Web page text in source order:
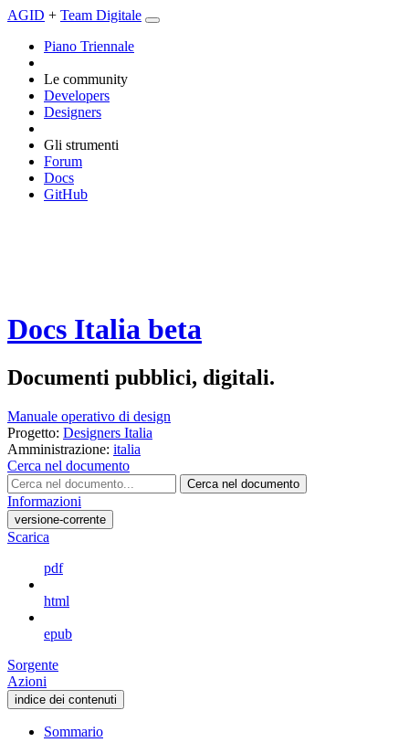
AGID + Team Digitale
Piano Triennale
Le community
Developers
Designers
Gli strumenti
Forum
Docs
GitHub
Docs Italia beta
Documenti pubblici, digitali.
Manuale operativo di design
Progetto: Designers Italia
Amministrazione: italia
Cerca nel documento
Cerca nel documento
Informazioni
versione-corrente
Scarica
pdf
html
epub
Sorgente
Azioni
indice dei contenuti
Sommario